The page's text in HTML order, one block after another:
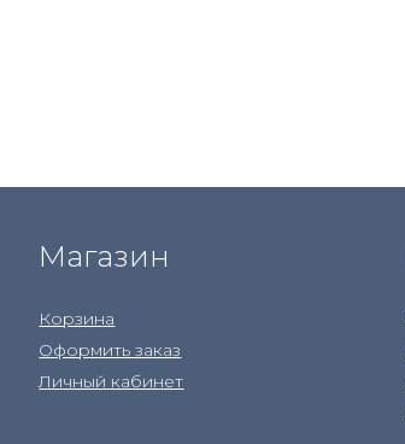
Магазин
Корзина
Оформить заказ
Личный кабинет